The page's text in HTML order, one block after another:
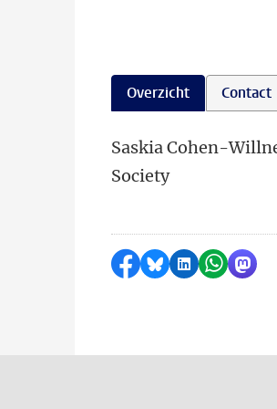
Overzicht Contact
Saskia Cohen-
Society
Delen op Facebook
Delen via Bluesky
Delen op
Delen